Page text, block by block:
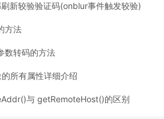
新较验验证码(onblur事件触发较验)
方法
数转码的方法
所有属性详细介绍
与 getRemoteHost()的区别